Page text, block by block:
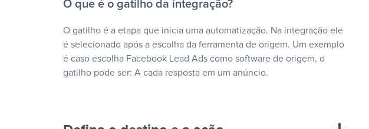
O que é o gatilho da integração?
O gatilho é a etapa que inicia uma automatização. Na integração ele
é selecionado após a escolha da ferramenta de origem. Um exemplo
é caso escolha Facebook Lead Ads como software de origem, o
gatilho pode ser: A cada resposta em um anúncio.